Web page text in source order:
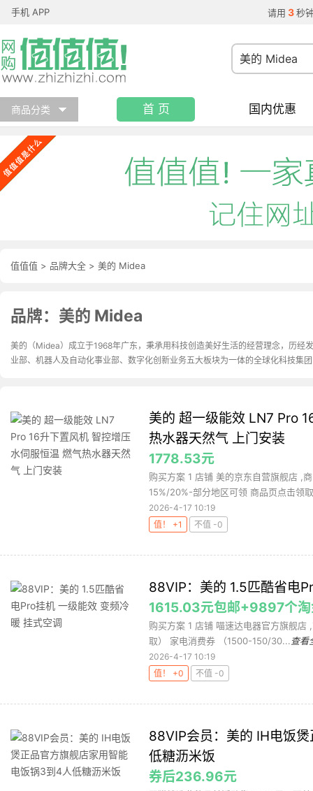
手机 APP 请用 3 秒
商品分类 首 页 国内优惠
值值值 > 品牌大全 > 美的 Midea
品牌：美的 Midea
美的（Midea）成立于1968年广东，秉承用科技创造美好生活的经营理念，历经
业部、机器人及自动化事业部、数字化创新业务五大板块为一体的全球化科技集
美的 超一级能效 LN7 Pro
热水器天然气 上门安装
1778.53元
购买方案 1 店铺 美的京东自营旗舰店 ,
15%/20%-部分地区可领 商品页点击领
2026-4-17 10:19
值！ +1
不值 -0
88VIP：美的 1.5匹酷省电
1615.03元包邮+9897个淘
购买方案 1 店铺 喵速达电器官方旗舰
取） 家电消费券 （1500-150/30... 查看
2026-4-17 10:19
值！ +0
不值 -0
88VIP会员：美的 IH电饭
低糖沥米饭
券后236.96元